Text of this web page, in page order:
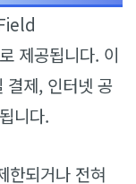
제공됩니다. 이
결제, 인터넷 공
니다.
한되거나 전혀